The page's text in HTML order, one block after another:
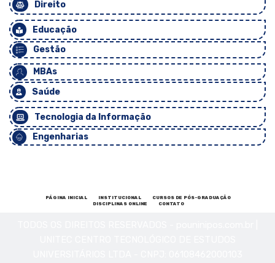
Direito
Educação
Gestão
MBAs
Saúde
Tecnologia da Informação
Engenharias
PÁGINA INICIAL INSTITUCIONAL
CURSOS DE PÓS-GRADUAÇÃO
DISCIPLINAS ONLINE
CONTATO